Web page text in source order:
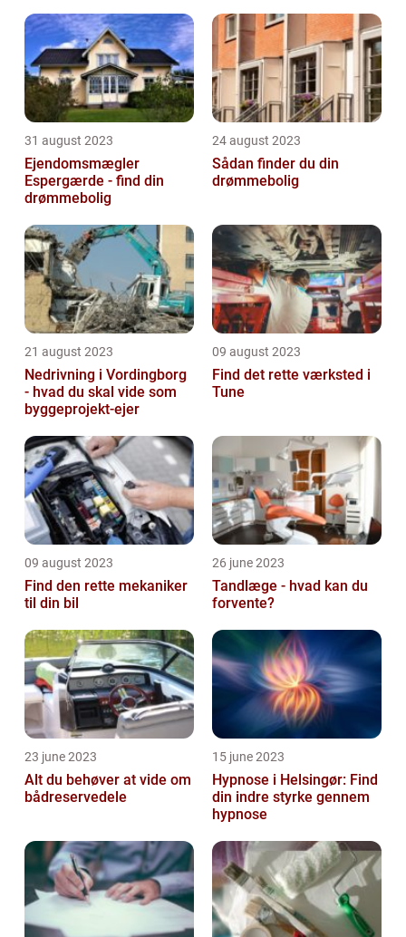
31 august 2023
Ejendomsmægler
Espergærde - find din
drømmebolig
24 august 2023
Sådan finder du din
drømmebolig
21 august 2023
Nedrivning i Vordingborg
- hvad du skal vide som
byggeprojekt-ejer
09 august 2023
Find det rette værksted i
Tune
09 august 2023
Find den rette mekaniker
til din bil
26 june 2023
Tandlæge - hvad kan du
forvente?
23 june 2023
Alt du behøver at vide om
bådreservedele
15 june 2023
Hypnose i Helsingør: Find
din indre styrke gennem
hypnose